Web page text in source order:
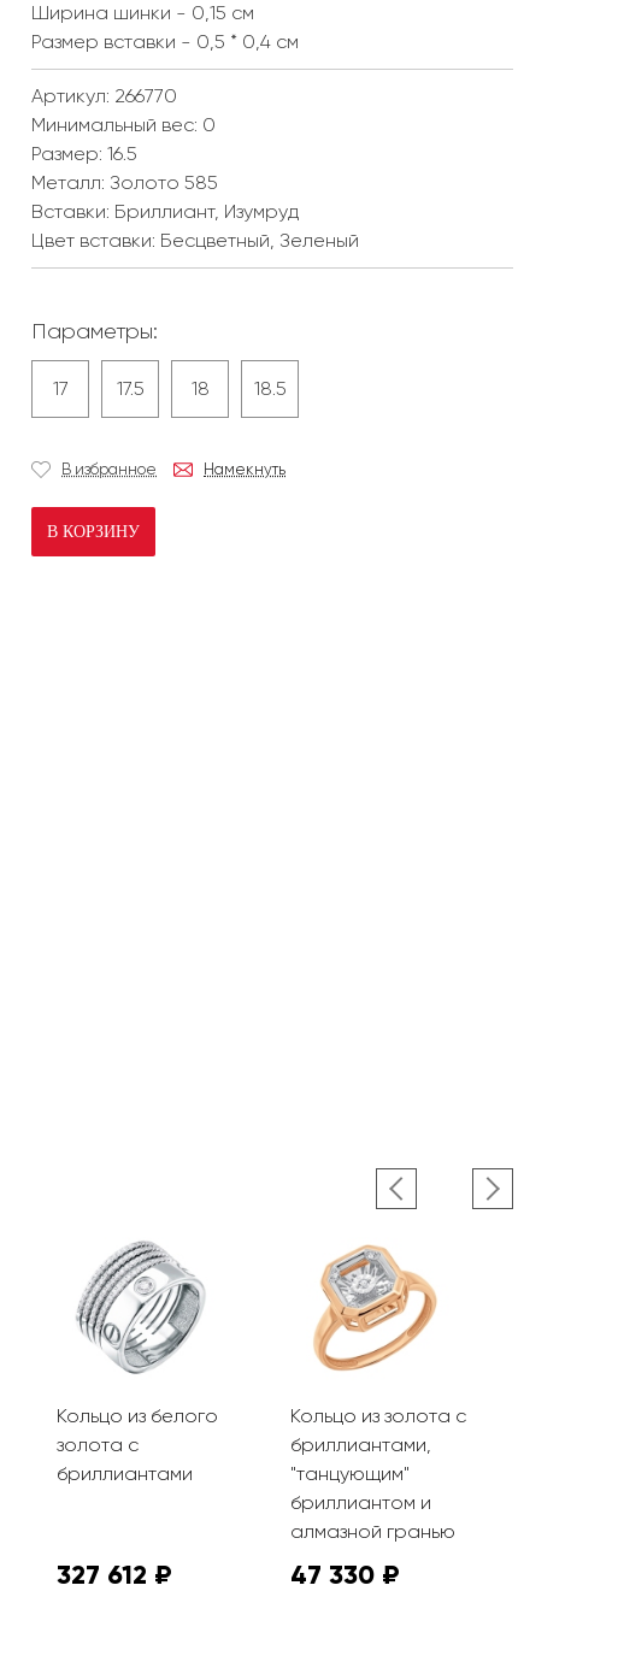
Ширина шинки - 0,15 см
Размер вставки - 0,5 * 0,4 см
Артикул: 266770
Минимальный вес: 0
Размер: 16.5
Металл: Золото 585
Вставки: Бриллиант, Изумруд
Цвет вставки: Бесцветный, Зеленый
Параметры:
17 17.5 18 18.5
В избранное Намекнуть
В КОРЗИНУ
Кольцо из белого
золота с
бриллиантами
327 612 ₽
Кольцо из золота с
бриллиантами,
"танцующим"
бриллиантом и
алмазной гранью
47 330 ₽